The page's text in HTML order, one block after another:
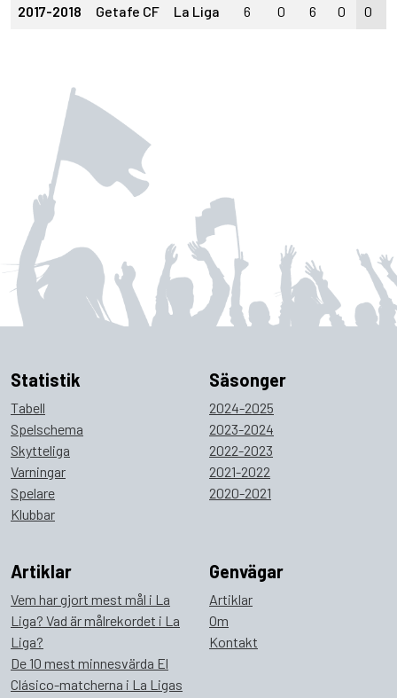
2017-2018 Getafe CF La Liga 6 0 6 0 0
Statistik
Tabell
Spelschema
Skytteliga
Varningar
Spelare
Klubbar
Säsonger
2024-2025
2023-2024
2022-2023
2021-2022
2020-2021
Artiklar
Vem har gjort mest mål i La
Liga? Vad är målrekordet i La
Liga?
De 10 mest minnesvärda El
Clásico-matcherna i La Ligas
Genvägar
Artiklar
Om
Kontakt